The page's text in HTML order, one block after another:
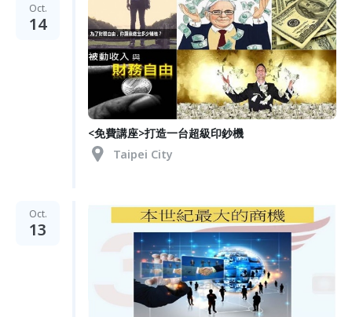
Oct.
14
<免費講座>打造一台超級印鈔機
Taipei City
Oct.
13